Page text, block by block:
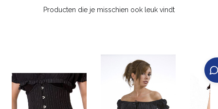
Producten die je misschien ook leuk vindt